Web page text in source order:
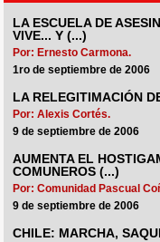
LA ESCUELA DE
VIVE... Y (...)
Por: Ernesto Carmona.
1ro de septiembre de 2006
LA RELEGITIMACIÓN
Por: Alexis Cortés.
9 de septiembre de 2006
AUMENTA EL
COMUNEROS (...)
Por: Comunidad Pascual
9 de septiembre de 2006
CHILE: MARCHA,